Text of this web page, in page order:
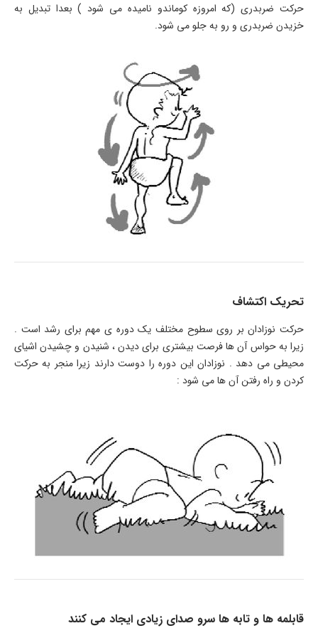
حرکت ضربدری (که امروزه کوماندو نامیده می شود ) بعدا تبدیل به
خزیدن ضربدری و رو به جلو می شود.
تحریک اکتشاف
حرکت نوزادان بر روی سطوح مختلف یک دوره ی مهم برای رشد است .
زیرا به حواس آن ها فرصت بیشتری برای دیدن ، شنیدن و چشیدن اشیای
محیطی می دهد . نوزادان این دوره را دوست دارند زیرا منجر به حرکت
کردن و راه رفتن آن ها می شود :
قابلمه ها و تابه ها سرو صدای زیادی ایجاد می کنند